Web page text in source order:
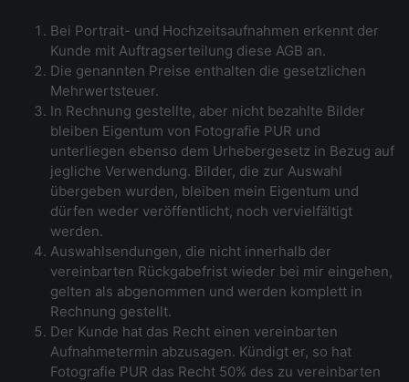
Bei Portrait- und Hochzeitsaufnahmen erkennt der
Kunde mit Auftragserteilung diese AGB an.
Die genannten Preise enthalten die gesetzlichen
Mehrwertsteuer.
In Rechnung gestellte, aber nicht bezahlte Bilder
bleiben Eigentum von Fotografie PUR und
unterliegen ebenso dem Urhebergesetz in Bezug auf
jegliche Verwendung. Bilder, die zur Auswahl
übergeben wurden, bleiben mein Eigentum und
dürfen weder veröffentlicht, noch vervielfältigt
werden.
Auswahlsendungen, die nicht innerhalb der
vereinbarten Rückgabefrist wieder bei mir eingehen,
gelten als abgenommen und werden komplett in
Rechnung gestellt.
Der Kunde hat das Recht einen vereinbarten
Aufnahmetermin abzusagen. Kündigt er, so hat
Fotografie PUR das Recht 50% des zu vereinbarten